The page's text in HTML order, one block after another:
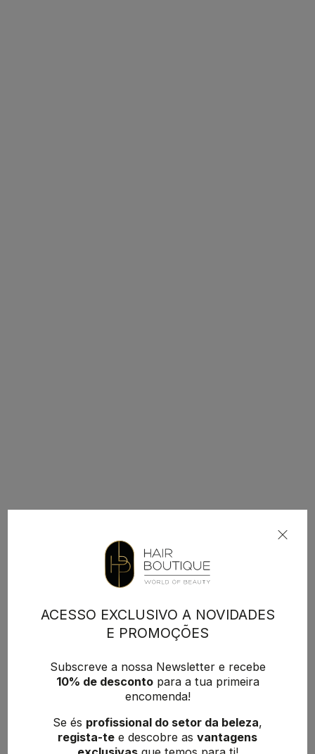
ACESSO EXCLUSIVO A NOVIDADES
E PROMOÇÕES
Subscreve a nossa Newsletter e recebe
10% de descontopara a tua primeira
encomenda!
Se és profissional do setor da beleza,
regista-te e descobre as vantagens